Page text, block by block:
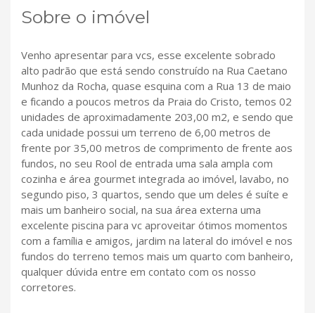
Sobre o imóvel
Venho apresentar para vcs, esse excelente sobrado
alto padrão que está sendo construído na Rua Caetano
Munhoz da Rocha, quase esquina com a Rua 13 de maio
e ficando a poucos metros da Praia do Cristo, temos 02
unidades de aproximadamente 203,00 m2, e sendo que
cada unidade possui um terreno de 6,00 metros de
frente por 35,00 metros de comprimento de frente aos
fundos, no seu Rool de entrada uma sala ampla com
cozinha e área gourmet integrada ao imóvel, lavabo, no
segundo piso, 3 quartos, sendo que um deles é suíte e
mais um banheiro social, na sua área externa uma
excelente piscina para vc aproveitar ótimos momentos
com a família e amigos, jardim na lateral do imóvel e nos
fundos do terreno temos mais um quarto com banheiro,
qualquer dúvida entre em contato com os nosso
corretores.